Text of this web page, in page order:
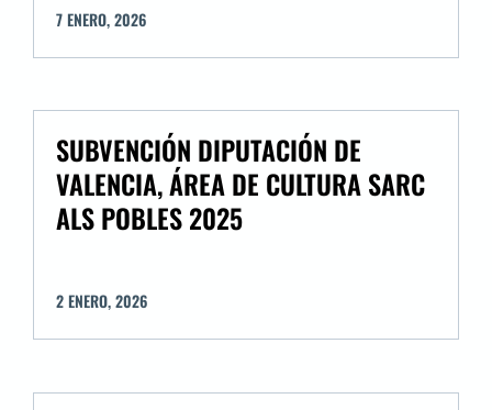
7 ENERO,2026
SUBVENCIÓN DIPUTACIÓN DE
VALENCIA, ÁREA DE CULTURA SARC
ALS POBLES 2025
2 ENERO,2026